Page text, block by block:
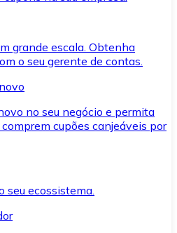
grande escala. Obtenha
o seu gerente de contas.
no seu negócio e permita
cupões canjeáveis por
seu ecossistema.